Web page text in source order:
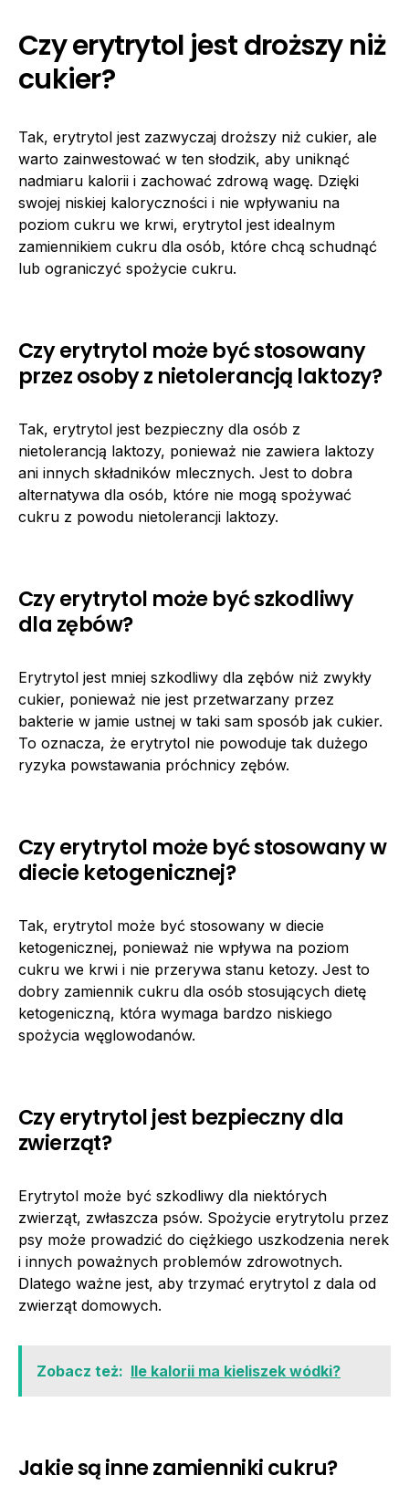
Czy erytrytol jest droższy niż
cukier?
Tak, erytrytol jest zazwyczaj droższy niż cukier, ale
warto zainwestować w ten słodzik, aby uniknąć
nadmiaru kalorii i zachować zdrową wagę. Dzięki
swojej niskiej kaloryczności i nie wpływaniu na
poziom cukru we krwi, erytrytol jest idealnym
zamiennikiem cukru dla osób, które chcą schudnąć
lub ograniczyć spożycie cukru.
Czy erytrytol może być stosowany
przez osoby z nietolerancją laktozy?
Tak, erytrytol jest bezpieczny dla osób z
nietolerancją laktozy, ponieważ nie zawiera laktozy
ani innych składników mlecznych. Jest to dobra
alternatywa dla osób, które nie mogą spożywać
cukru z powodu nietolerancji laktozy.
Czy erytrytol może być szkodliwy
dla zębów?
Erytrytol jest mniej szkodliwy dla zębów niż zwykły
cukier, ponieważ nie jest przetwarzany przez
bakterie w jamie ustnej w taki sam sposób jak cukier.
To oznacza, że erytrytol nie powoduje tak dużego
ryzyka powstawania próchnicy zębów.
Czy erytrytol może być stosowany w
diecie ketogenicznej?
Tak, erytrytol może być stosowany w diecie
ketogenicznej, ponieważ nie wpływa na poziom
cukru we krwi i nie przerywa stanu ketozy. Jest to
dobry zamiennik cukru dla osób stosujących dietę
ketogeniczną, która wymaga bardzo niskiego
spożycia węglowodanów.
Czy erytrytol jest bezpieczny dla
zwierząt?
Erytrytol może być szkodliwy dla niektórych
zwierząt, zwłaszcza psów. Spożycie erytrytolu przez
psy może prowadzić do ciężkiego uszkodzenia nerek
i innych poważnych problemów zdrowotnych.
Dlatego ważne jest, aby trzymać erytrytol z dala od
zwierząt domowych.
Zobacz też: Ile kalorii ma kieliszek wódki?
Jakie są inne zamienniki cukru?